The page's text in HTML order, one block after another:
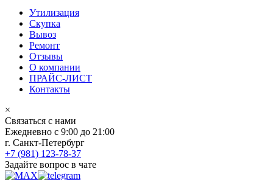
Утилизация
Скупка
Вывоз
Ремонт
Отзывы
О компании
ПРАЙС-ЛИСТ
Контакты
×
Связаться с нами
Ежедневно с 9:00 до 21:00
г. Санкт-Петербург
+7 (981) 123-78-37
Задайте вопрос в чате